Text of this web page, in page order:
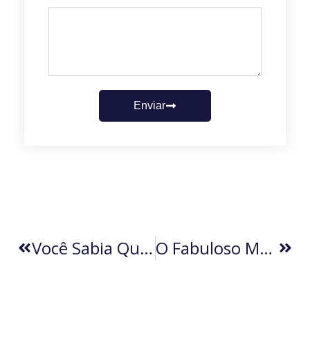
Enviar
Você Sabia Que As Figurinhas ‘Amar É…’ Nasceram De Cartas De Amor Reais? O Fabuloso Mercado Dos Clubes (por Erasmo Angelo)